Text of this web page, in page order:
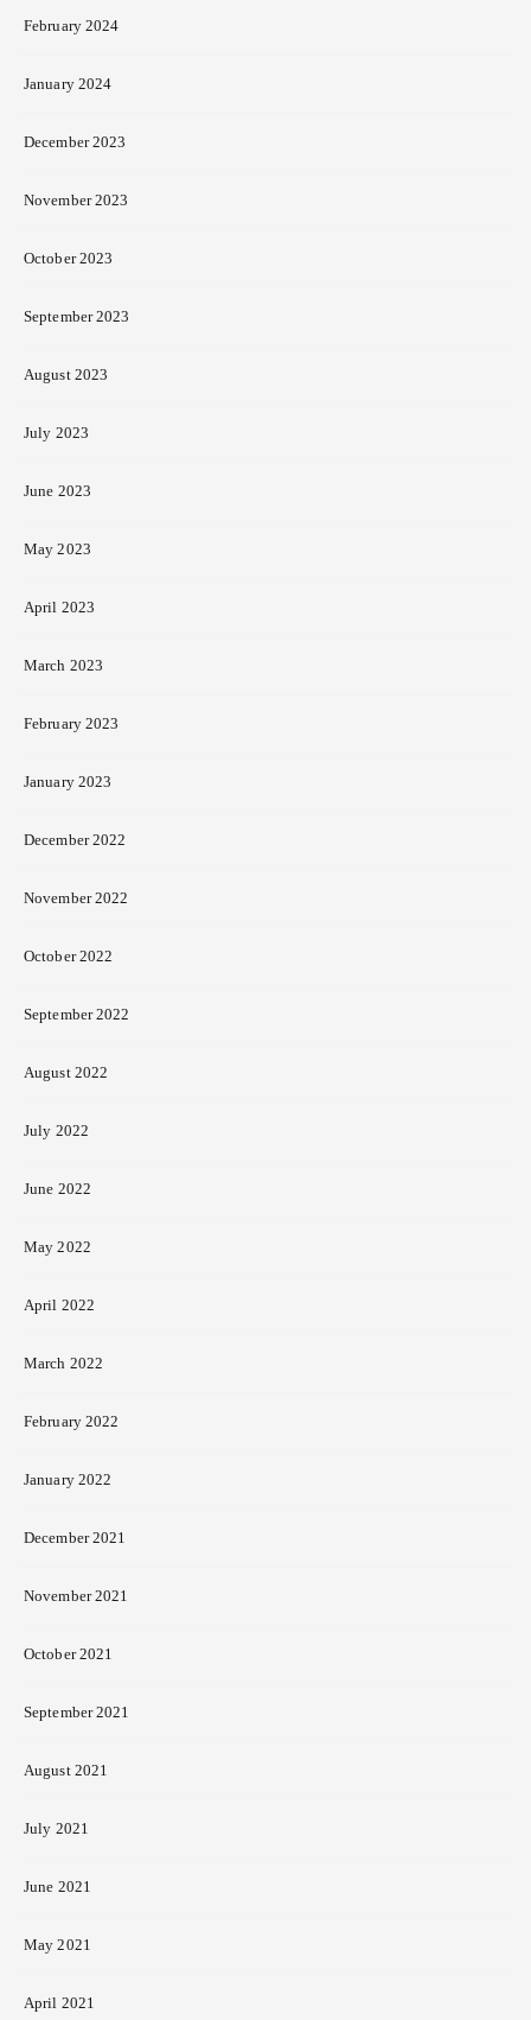
February 2024
January 2024
December 2023
November 2023
October 2023
September 2023
August 2023
July 2023
June 2023
May 2023
April 2023
March 2023
February 2023
January 2023
December 2022
November 2022
October 2022
September 2022
August 2022
July 2022
June 2022
May 2022
April 2022
March 2022
February 2022
January 2022
December 2021
November 2021
October 2021
September 2021
August 2021
July 2021
June 2021
May 2021
April 2021